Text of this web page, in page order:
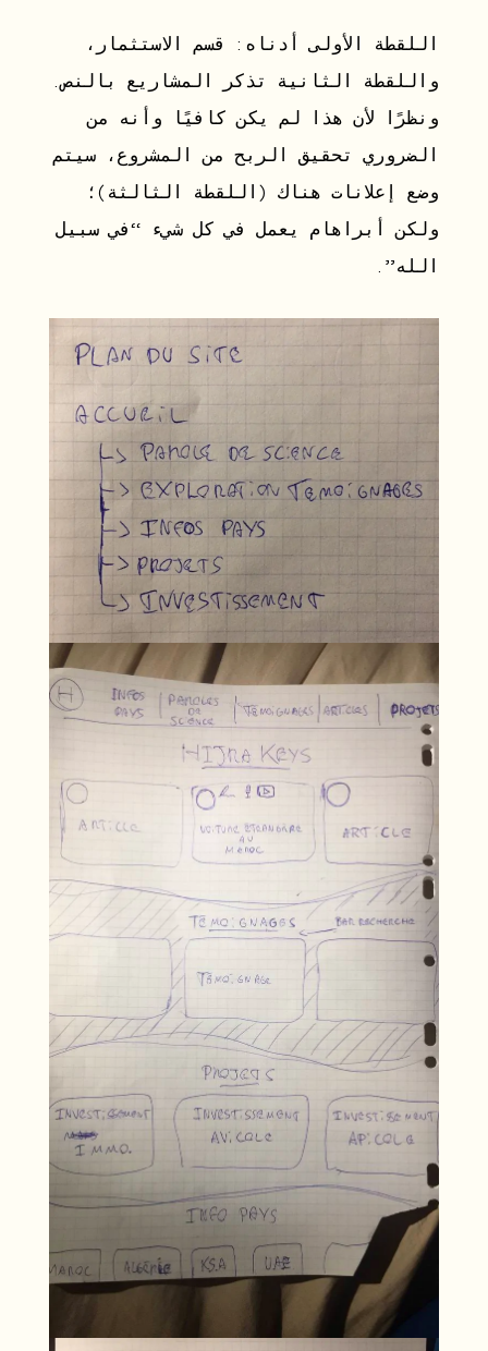
اللقطة الأولى أدناه: قسم الاستثمار،
واللقطة الثانية تذكر المشاريع بالنص.
ونظرًا لأن هذا لم يكن كافيًا وأنه من
الضروري تحقيق الربح من المشروع، سيتم
وضع إعلانات هناك (اللقطة الثالثة)؛
ولكن أبراهام يعمل في كل شيء “في سبيل
الله”.